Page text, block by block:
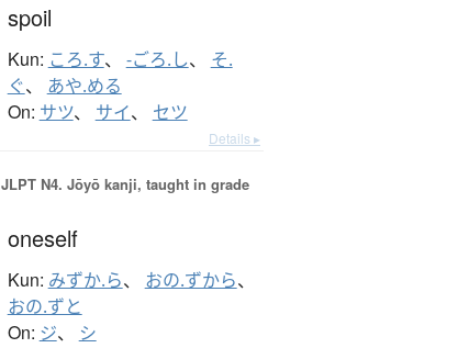
spoil
Kun: ころ.す、 -ごろ.し、 そ.
ぐ、 あや.める
On: サツ、 サイ、 セツ
Details ▸
JLPT N4. Jōyō kanji, taught in grade
oneself
Kun: みずか.ら、 おの.ずから、
おの.ずと
On: ジ、 シ